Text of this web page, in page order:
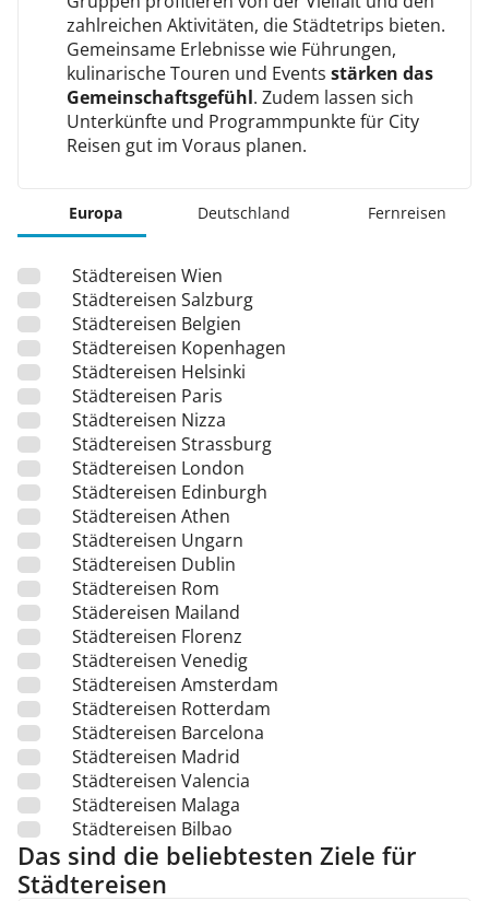
zahlreichen Aktivitäten, die Städtetrips bieten.
Gemeinsame Erlebnisse wie Führungen,
kulinarische Touren und Events stärken das
Gemeinschaftsgefühl. Zudem lassen sich
Unterkünfte und Programmpunkte für City
Reisen gut im Voraus planen.
Europa Deutschland Fernreisen
Städtereisen Wien
Städtereisen Salzburg
Städtereisen Belgien
Städtereisen Kopenhagen
Städtereisen Helsinki
Städtereisen Paris
Städtereisen Nizza
Städtereisen Strassburg
Städtereisen London
Städtereisen Edinburgh
Städtereisen Athen
Städtereisen Ungarn
Städtereisen Dublin
Städtereisen Rom
Städereisen Mailand
Städtereisen Florenz
Städtereisen Venedig
Städtereisen Amsterdam
Städtereisen Rotterdam
Städtereisen Barcelona
Städtereisen Madrid
Städtereisen Valencia
Städtereisen Malaga
Städtereisen Bilbao
Das sind die beliebtesten Ziele für
Städtereisen